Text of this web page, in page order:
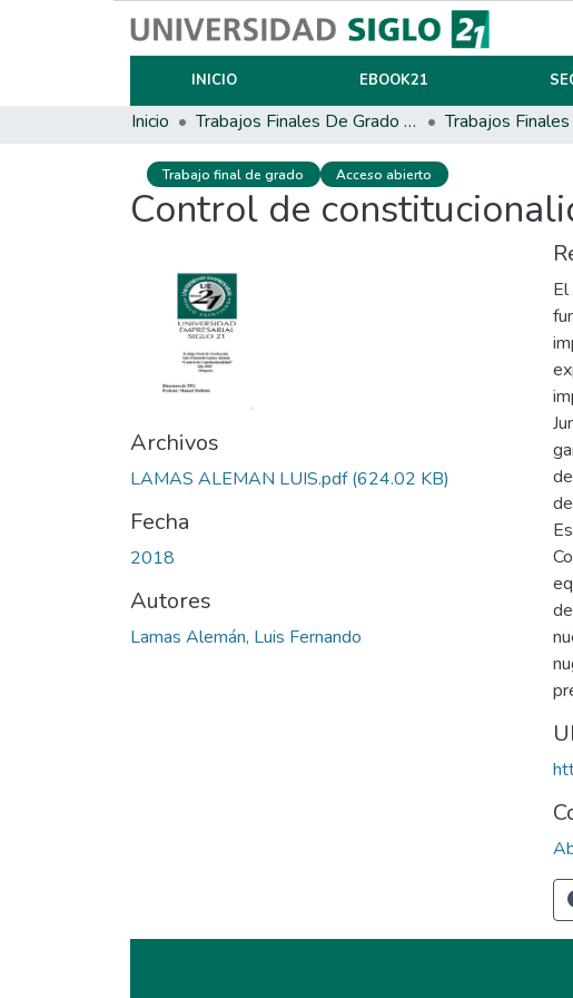
INICIO EBOOK21
Inicio Trabajos Finales De Grado Y Posgrado Trabajos
Trabajo final de grado Acceso abierto
Control de
Archivos
LAMAS ALEMAN LUIS.pdf(624.02 KB)
Fecha
2018
Autores
Lamas Alemán, Luis Fernando